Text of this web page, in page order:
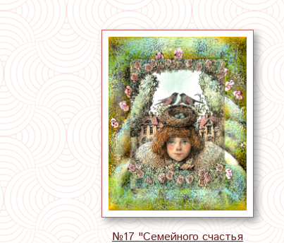
№17 "Семейного счастья